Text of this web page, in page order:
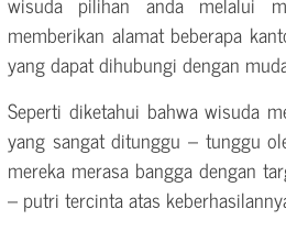
memberikan alamat beberapa
yang dapat dihubungi dengan
Seperti diketahui bahwa wisuda
yang sangat ditunggu – tunggu
mereka merasa bangga dengan
– putri tercinta atas